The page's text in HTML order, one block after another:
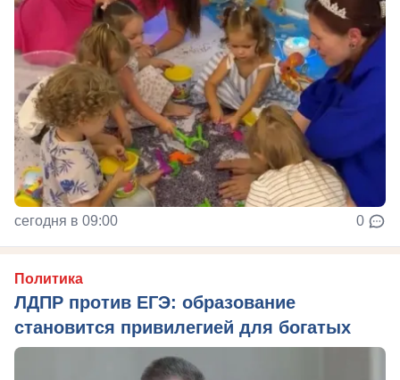
сегодня в 09:00 0
Политика
ЛДПР против ЕГЭ: образование
становится привилегией для богатых